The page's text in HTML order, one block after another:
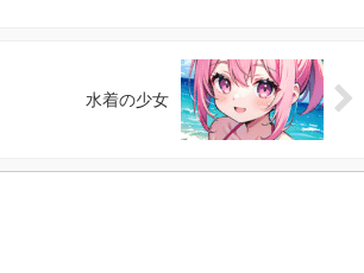
水着の少女